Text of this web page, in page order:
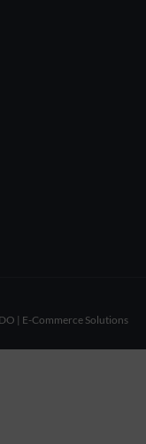
| E-Commerce Solutions